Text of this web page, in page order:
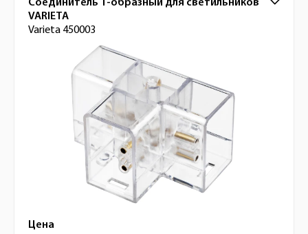
Соединитель T-образный для светильников
VARIETA
Varieta 450003
Цена